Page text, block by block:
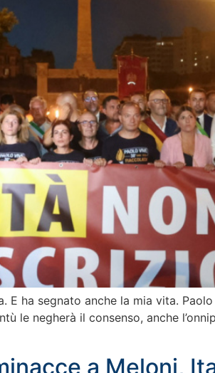
E ha segnato anche la mia vita.
le negherà il consenso, anche
a Meloni,